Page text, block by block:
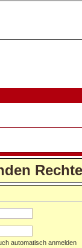
automatisch anmelden